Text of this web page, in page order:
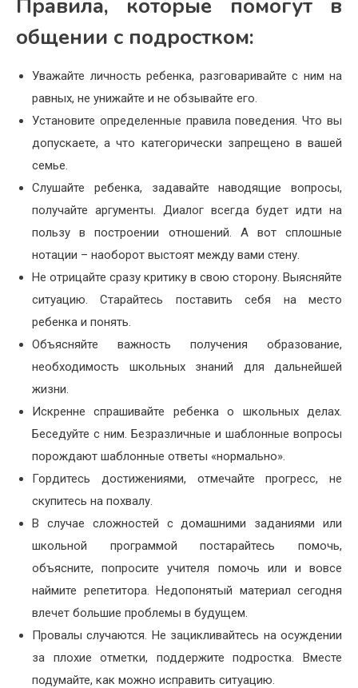
Правила, которые помогут в
общении с подростком:
Уважайте личность ребенка, разговаривайте с ним на
равных, не унижайте и не обзывайте его.
Установите определенные правила поведения. Что вы
допускаете, а что категорически запрещено в вашей
семье.
Слушайте ребенка, задавайте наводящие вопросы,
получайте аргументы. Диалог всегда будет идти на
пользу в построении отношений. А вот сплошные
нотации – наоборот выстоят между вами стену.
Не отрицайте сразу критику в свою сторону. Выясняйте
ситуацию. Старайтесь поставить себя на место
ребенка и понять.
Объясняйте важность получения образование,
необходимость школьных знаний для дальнейшей
жизни.
Искренне спрашивайте ребенка о школьных делах.
Беседуйте с ним. Безразличные и шаблонные вопросы
порождают шаблонные ответы «нормально».
Гордитесь достижениями, отмечайте прогресс, не
скупитесь на похвалу.
В случае сложностей с домашними заданиями или
школьной программой постарайтесь помочь,
объясните, попросите учителя помочь или и вовсе
наймите репетитора. Недопонятый материал сегодня
влечет большие проблемы в будущем.
Провалы случаются. Не зацикливайтесь на осуждении
за плохие отметки, поддержите подростка. Вместе
подумайте, как можно исправить ситуацию.